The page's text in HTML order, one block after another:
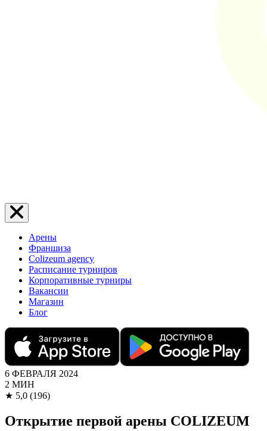
Арены
Франшиза
Colizeum agency
Расписание турниров
Корпоративные турниры
Вакансии
Магазин
Блог
6 ФЕВРАЛЯ 2024
2 МИН
★ 5,0 (196)
Открытие первой арены COLIZEUM